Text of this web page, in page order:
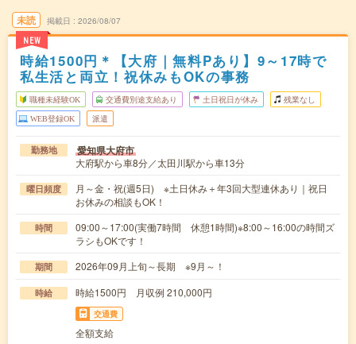
未読
NEW
掲載日 2026/08/07
時給1500円＊【大府｜無料Pあり】9～17時で
私生活と両立！祝休みもOKの事務
職種未経験OK 交通費別途支給あり 土日祝日が休み 残業なし
WEB登録OK 派遣
勤務地 愛知県大府市
大府駅から車8分／太田川駅から車13分
曜日頻度
月～金・祝(週5日) ※土日休み＋年3回大型連休あり｜祝日
お休みの相談もOK！
時間
09:00～17:00(実働7時間 休憩1時間)※8:00～16:00の時間ズ
ラシもOKです！
期間 2026年09月上旬～長期 ※9月～！
時給 時給1500円 月収例 210,000円
交通費
全額支給